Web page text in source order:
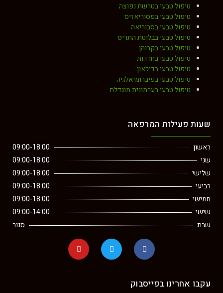
טיפול טבעי בטרשת נפוצה
טיפול טבעי בפסוריאזיס
טיפול טבעי בסבוריאה
טיפול טבעי בבלוטת התריס
טיפול טבעי בקרוהן
טיפול טבעי בחרדות
טיפול טבעי בדיכאון
טיפול טבעי בפיברומיאלגיה
טיפול טבעי בערמונית מוגדלת
שעות פעילות המרפאה
ראשון
09:00-18:00
שני
09:00-18:00
שלישי
09:00-18:00
רביעי
09:00-18:00
חמישי
09:00-18:00
שישי
09:00-14:00
שבת
סגור
עקבו אחרינו בפייסבוק